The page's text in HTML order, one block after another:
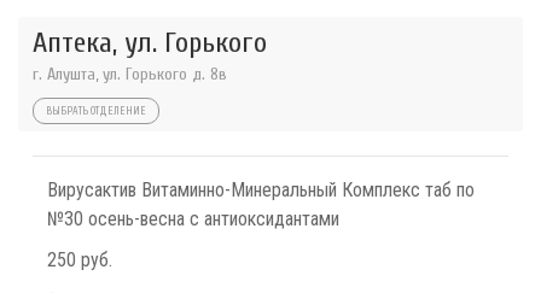
Аптека, ул. Горького
г. Алушта, ул. Горького д. 8в
ВЫБРАТЬ ОТДЕЛЕНИЕ
Вирусактив Витаминно-Минеральный Комплекс таб по
№30 осень-весна с антиоксидантами
250 руб.